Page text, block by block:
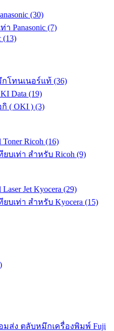
(30)
Panasonic (7)
(13)
โทนเนอร์แท้ (36)
Data (19)
( OKI ) (3)
Ricoh (16)
บเท่า สำหรับ Ricoh (9)
Jet Kyocera (29)
บเท่า สำหรับ Kyocera (15)
อมส่ง ตลับหมึกเครื่องพิมพ์ Fuji